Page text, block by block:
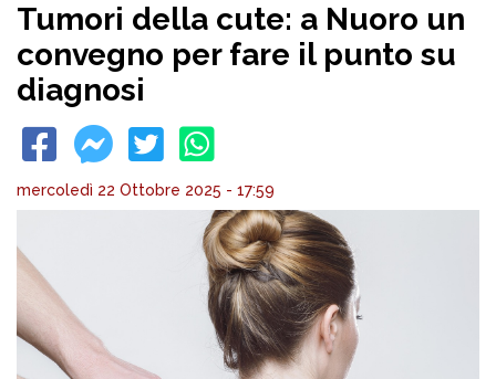
Tumori della cute: a Nuoro un
convegno per fare il punto su
diagnosi
mercoledì 22 Ottobre 2025 - 17:59